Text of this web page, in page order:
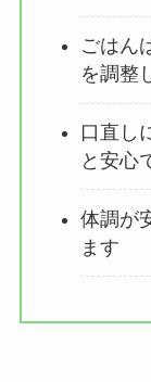
ごはん
を調整
口直し
と安心
体調が
ます